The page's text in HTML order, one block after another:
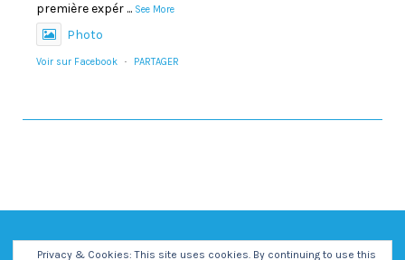
première expér ... See More
Photo
Voir sur Facebook · PARTAGER
Privacy & Cookies: This site uses cookies. By continuing to use this